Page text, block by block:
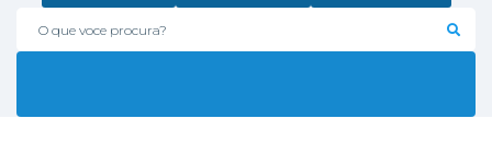
O que voce procura?